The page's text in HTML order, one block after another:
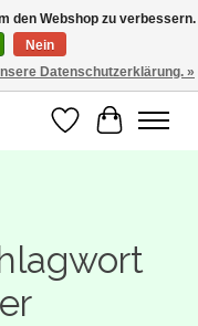
16 augustus. Bestellen is nog
in behandeling
Wunschzettel
Ihr
den Webshop zu verbessern.
Nein
Datenschutzerklärung. »